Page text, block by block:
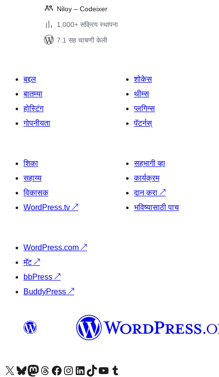
Niloy – Codeixer
1,000+ सक्रिय स्थापना
7.1 सह चाचणी केली
बद्दल
बातम्या
होस्टिंग
गोपनीयता
शोकेस
थीम्स
प्लगिन्स
पॅटर्नस्
शिका
सहाय्य
विकासक
WordPress.tv ↗
सहभागी व्हा
कार्यक्रम
दान करा ↗
भविष्यासाठी पाच
WordPress.com ↗
मॅट↗
bbPress ↗
BuddyPress ↗
आमच्या X (एक्स) (पूर्वीचे ट्विटर) खात्याला भेट द्या आमच्या ब्लूस्की खात्याला भेट द्या.आमच्या Mastodon खात्याला भेट द्या.आमच्या थ्रेड्स खात्याला भेट द्या. आमच्या फेसबुक पेजला भेट द्या आमच्या इंस्टाग्राम खात्याला भेट द्या आमच्या लिंक्डइन खात्याला भेट द्या आमच्या टिकटॉक अकाउंटला भेट द्या.आमच्या यूट्यूब चॅनेलला भेट द्या आमच्या टंबलर खात्याला भेट द्या.